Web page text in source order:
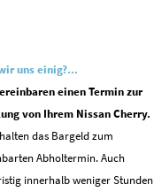
uns einig?...
einen Termin zur
von Ihrem Nissan Cherry.
das Bargeld zum
Abholtermin. Auch
innerhalb weniger Stunden